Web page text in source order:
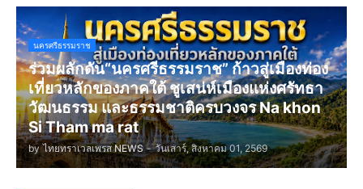
นครศรีธรรมราช
ร่วมผลักดัน“นครศรีธรรมราช” ก้าวสู่เมืองท่อง
เที่ยวหลักของภาคใต้ ชูเสน่ห์เมืองแห่งศรัทธา
วัฒนธรรม และธรรมชาติครบวงจร Na khon
Si Tham ma rat
by ไทยทราเวลเพรส NEWS - วันเสาร์, สิงหาคม 01, 2569